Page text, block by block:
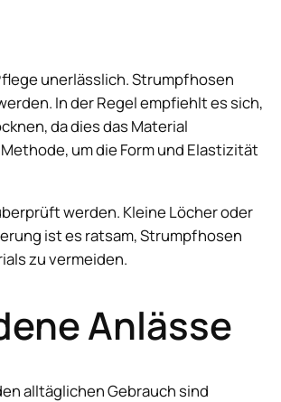
unerlässlich. Strumpfhosen
In der Regel empfiehlt es sich,
da dies das Material
um die Form und Elastizität
werden. Kleine Löcher oder
ist es ratsam, Strumpfhosen
zu vermeiden.
Anlässe
alltäglichen Gebrauch sind